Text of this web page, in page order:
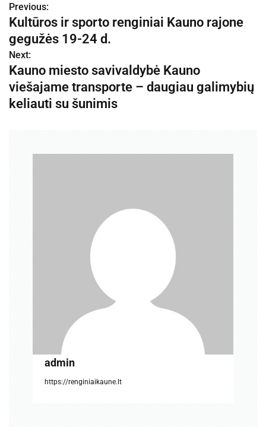
N
a
v
i
g
Previous:
Kultūros ir sporto renginiai Kauno rajone
gegužės 19-24 d.
Next:
Kauno miesto savivaldybė Kauno
viešajame transporte – daugiau galimybių
keliauti su šunimis
admin
https://renginiaikaune.lt